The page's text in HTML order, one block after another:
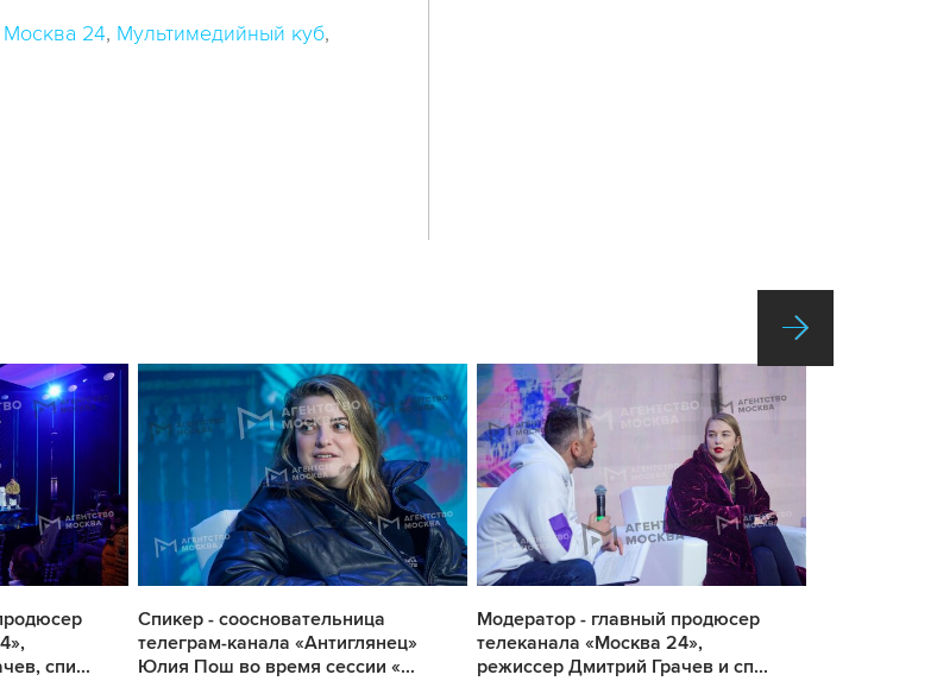
Москва 24 Мультимедийный куб
спи...
Спикер - соосновательница
телеграм-канала «Антиглянец»
Юлия Пош во время сессии «...
Модератор - главный продюсер
телеканала «Москва 24»,
режиссер Дмитрий Грачев и сп...